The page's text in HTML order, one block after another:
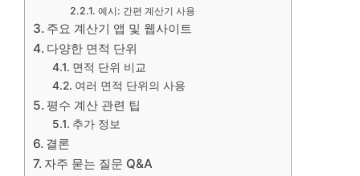
예시: 간편 계산기 사용
주요 계산기 앱 및 웹사이트
다양한 면적 단위
면적 단위 비교
여러 면적 단위의 사용
평수 계산 관련 팁
추가 정보
결론
자주 묻는 질문 Q&A